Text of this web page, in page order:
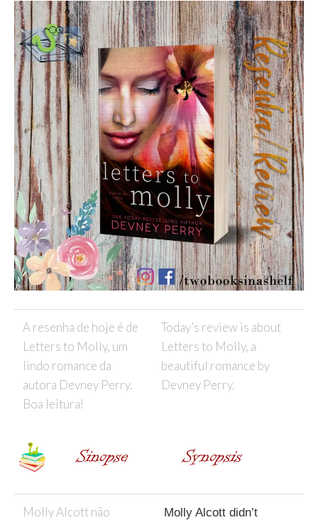
A resenha de hoje é de
Letters to Molly, um
lindo romance da
autora Devney Perry.
Boa leitura!
Today’s review is about
Letters to Molly, a
beautiful romance by
Devney Perry.
Molly Alcott não
Molly Alcott didn’t